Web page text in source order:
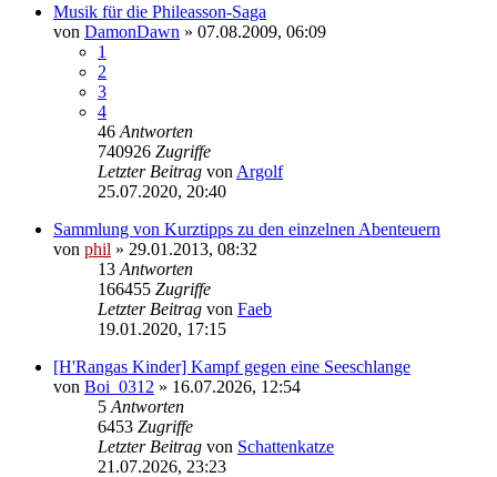
Musik für die Phileasson-Saga
von DamonDawn » 07.08.2009, 06:09
1
2
3
4
46 Antworten
740926 Zugriffe
Letzter Beitrag von Argolf
25.07.2020, 20:40
Sammlung von Kurztipps zu den einzelnen Abenteuern
von phil » 29.01.2013, 08:32
13 Antworten
166455 Zugriffe
Letzter Beitrag von Faeb
19.01.2020, 17:15
[H'Rangas Kinder] Kampf gegen eine Seeschlange
von Boi_0312 » 16.07.2026, 12:54
5 Antworten
6453 Zugriffe
Letzter Beitrag von Schattenkatze
21.07.2026, 23:23